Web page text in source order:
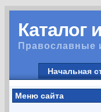
Каталог
Православные
Начальная
Меню сайта